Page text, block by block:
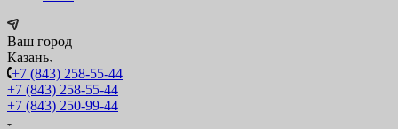
Ваш город
Казань
+7 (843) 258-55-44
+7 (843) 258-55-44
+7 (843) 250-99-44